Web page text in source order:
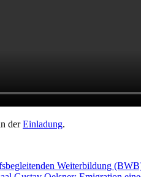
derEinladung.
Weiterbildung